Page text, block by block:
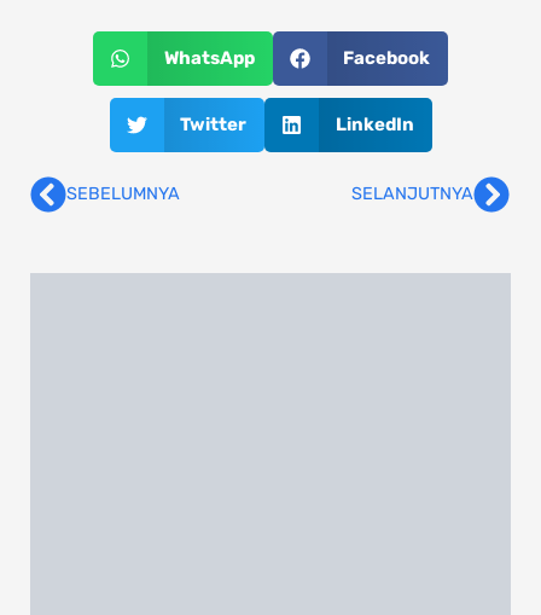
WhatsApp Facebook
Twitter LinkedIn
PrevSEBELUMNYA SELANJUTNYA